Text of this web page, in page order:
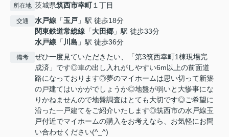
所在地 茨城県筑西市幸町１丁目
交通 水戸線 「玉戸 」駅 徒歩18分
関東鉄道常総線 「大田郷 」駅 徒歩33分
水戸線 「 川島 」駅 徒歩36分
備考
ぜひ一度見ていただきたい、「第3筑西幸町1棟現場完
成済」です◎車の出し入れがしやすい6m以上の前面道
路になっております◎夢のマイホームは思い切って新築
の戸建てはいかがでしょうか◎地盤が弱いと大惨事にな
りかねませんので地盤調査はとても大切です◎ご希望に
沿った一戸建てをご紹介いたします◎筑西市の水戸線玉
戸付近でマイホームの購入をお考えなら、お気軽にお問
い合わせください(^_^)